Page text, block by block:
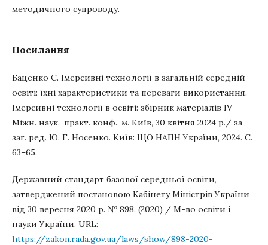
методичного супроводу.
Посилання
Баценко С. Імерсивні технології в загальній середній
освіті: їхні характеристики та переваги використання.
Імерсивні технології в освіті: збірник матеріалів ІV
Міжн. наук.-практ. конф., м. Київ, 30 квітня 2024 р./ за
заг. ред. Ю. Г. Носенко. Київ: ІЦО НАПН України, 2024. С.
63–65.
Державний стандарт базової середньої освіти,
затверджений постановою Кабінету Міністрів України
від 30 вересня 2020 р. № 898. (2020) / М-во освіти і
науки України. URL:
https://zakon.rada.gov.ua/laws/show/898-2020-